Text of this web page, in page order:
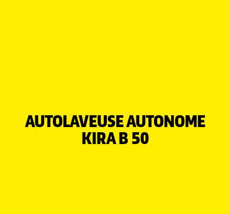
AUTOLAVEUSE AUTONOME
KIRA B 50